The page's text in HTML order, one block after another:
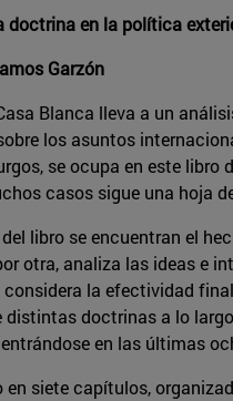
doctrina en la política
Garzón
Blanca lleva a un
los asuntos
se ocupa en este
casos sigue una hoja
libro se encuentran el
otra, analiza las ideas e
la efectividad
doctrinas a lo
en las últimas
en siete capítulos,